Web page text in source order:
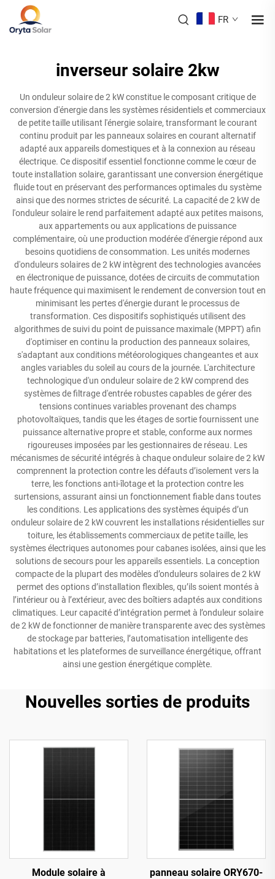
FR
inverseur solaire 2kw
Un onduleur solaire de 2 kW constitue le composant critique de
conversion d'énergie dans les systèmes résidentiels et commerciaux
de petite taille utilisant l'énergie solaire, transformant le courant
continu produit par les panneaux solaires en courant alternatif
adapté aux appareils domestiques et à la connexion au réseau
électrique. Ce dispositif essentiel fonctionne comme le cœur de
toute installation solaire, garantissant une conversion énergétique
fluide tout en préservant des performances optimales du système
ainsi que des normes strictes de sécurité. La capacité de 2 kW de
l'onduleur solaire le rend parfaitement adapté aux petites maisons,
aux appartements ou aux applications de puissance
complémentaire, où une production modérée d'énergie répond aux
besoins quotidiens de consommation. Les unités modernes
d'onduleurs solaires de 2 kW intègrent des technologies avancées
en électronique de puissance, dotées de circuits de commutation
haute fréquence qui maximisent le rendement de conversion tout en
minimisant les pertes d'énergie durant le processus de
transformation. Ces dispositifs sophistiqués utilisent des
algorithmes de suivi du point de puissance maximale (MPPT) afin
d'optimiser en continu la production des panneaux solaires,
s'adaptant aux conditions météorologiques changeantes et aux
angles variables du soleil au cours de la journée. L'architecture
technologique d'un onduleur solaire de 2 kW comprend des
systèmes de filtrage d'entrée robustes capables de gérer des
tensions continues variables provenant des champs
photovoltaïques, tandis que les étages de sortie fournissent une
puissance alternative propre et stable, conforme aux normes
rigoureuses imposées par les gestionnaires de réseau. Les
mécanismes de sécurité intégrés à chaque onduleur solaire de 2 kW
comprennent la protection contre les défauts d’isolement vers la
terre, les fonctions anti-îlotage et la protection contre les
surtensions, assurant ainsi un fonctionnement fiable dans toutes
les conditions. Les applications des systèmes équipés d’un
onduleur solaire de 2 kW couvrent les installations résidentielles sur
toiture, les établissements commerciaux de petite taille, les
systèmes électriques autonomes pour cabanes isolées, ainsi que les
solutions de secours pour les appareils essentiels. La conception
compacte de la plupart des modèles d’onduleurs solaires de 2 kW
permet des options d’installation flexibles, qu’ils soient montés à
l’intérieur ou à l’extérieur, avec des boîtiers adaptés aux conditions
climatiques. Leur capacité d’intégration permet à l’onduleur solaire
de 2 kW de fonctionner de manière transparente avec des systèmes
de stockage par batteries, l’automatisation intelligente des
habitations et les plateformes de surveillance énergétique, offrant
ainsi une gestion énergétique complète.
Nouvelles sorties de produits
Module solaire à
panneau solaire ORY670-